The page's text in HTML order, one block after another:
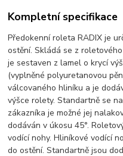
Kompletní specifikace
Předokenní roleta RADIX je
ostění. Skládá se z
je sestaven z lamel o krycí
(vyplněné polyuretanovou
válcovaného hliníku a je
výšce rolety. Standartně se
zákazníka je možné jej
dodáván v úkosu 45°.
vodící nohy. Hliníkové vodící
do ostění. Standartně jsou